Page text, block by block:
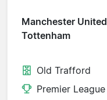
Manchester United
Tottenham
Old Trafford
Premier League